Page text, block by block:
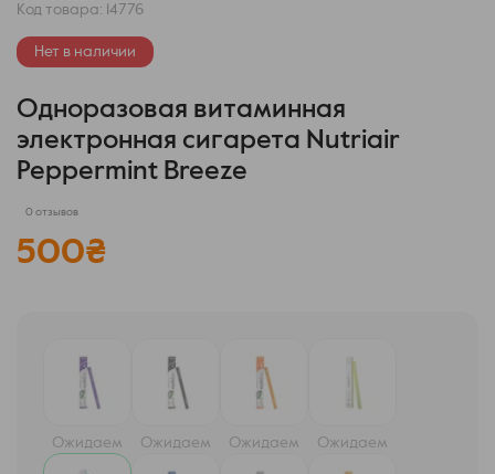
Код товара: 14776
Нет в наличии
Одноразовая витаминная
электронная сигарета Nutriair
Peppermint Breeze
0 отзывов
500₴
Ожидаем Ожидаем Ожидаем Ожидаем